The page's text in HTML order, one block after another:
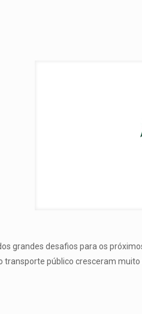
grandes desafios para os
público cresceram